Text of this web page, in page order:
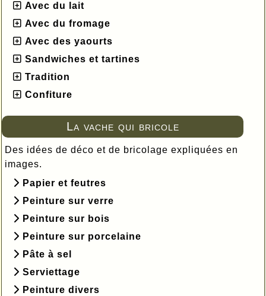
Avec du lait
Avec du fromage
Avec des yaourts
Sandwiches et tartines
Tradition
Confiture
La vache qui bricole
Des idées de déco et de bricolage expliquées en
images.
Papier et feutres
Peinture sur verre
Peinture sur bois
Peinture sur porcelaine
Pâte à sel
Serviettage
Peinture divers